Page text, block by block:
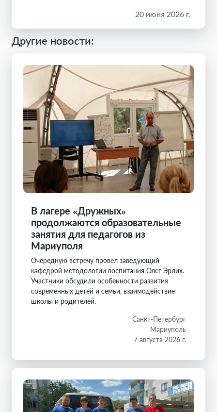
20 июня 2026 г.
Другие новости:
В лагере «Дружных»
продолжаются образовательные
занятия для педагогов из
Мариуполя
Очередную встречу провел заведующий
кафедрой методологии воспитания Олег Эрлих.
Участники обсудили особенности развития
современных детей и семьи, взаимодействие
школы и родителей.
Санкт-Петербург
Мариуполь
7 августа 2026 г.